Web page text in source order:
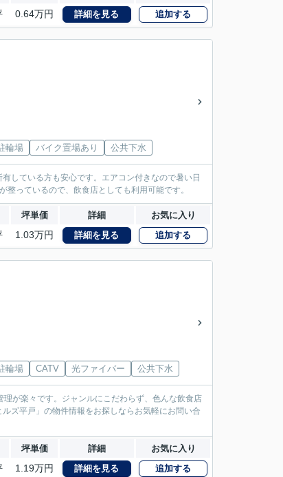
0.64万円 詳細を見る 追加する
輪場 バイク置場あり 公共下水
している方も安心です。エアコン付きなので暑い日
っているので、飲食店としても利用可能です。
坪単価 詳細 お気に入り
1.03万円 詳細を見る 追加する
輪場 CATV 光ファイバー 公共下水
が楽々です。ジャンルにこだわらず、色んな飲食店
ズ平戸」の物件情報をお探しならお気軽にお問い合
坪単価 詳細 お気に入り
1.19万円 詳細を見る 追加する